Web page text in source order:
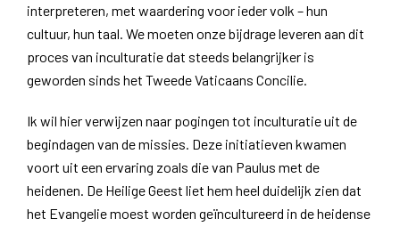
interpreteren, met waardering voor ieder volk – hun
cultuur, hun taal. We moeten onze bijdrage leveren aan dit
proces van inculturatie dat steeds belangrijker is
geworden sinds het Tweede Vaticaans Concilie.
Ik wil hier verwijzen naar pogingen tot inculturatie uit de
begindagen van de missies. Deze initiatieven kwamen
voort uit een ervaring zoals die van Paulus met de
heidenen. De Heilige Geest liet hem heel duidelijk zien dat
het Evangelie moest worden geïncultureerd in de heidense